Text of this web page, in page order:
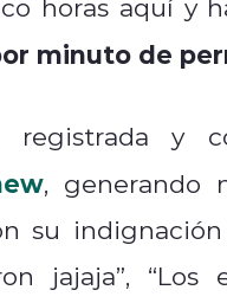
horas aquí y
minuto de
registrada y
, generando
su
jajaja”,